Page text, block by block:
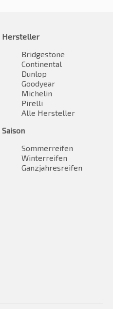
Hersteller
Bridgestone
Continental
Dunlop
Goodyear
Michelin
Pirelli
Alle Hersteller
Saison
Sommerreifen
Winterreifen
Ganzjahresreifen